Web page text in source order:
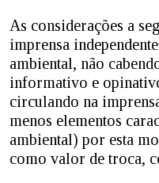
As considerações a
imprensa
ambiental, não
informativo e
circulando na
menos elementos
ambiental) por esta
como valor de troca,